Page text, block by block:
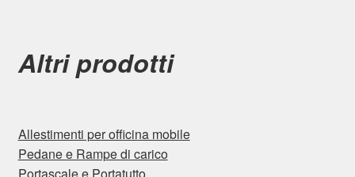
Altri prodotti
Allestimenti per officina mobile
Pedane e Rampe di carico